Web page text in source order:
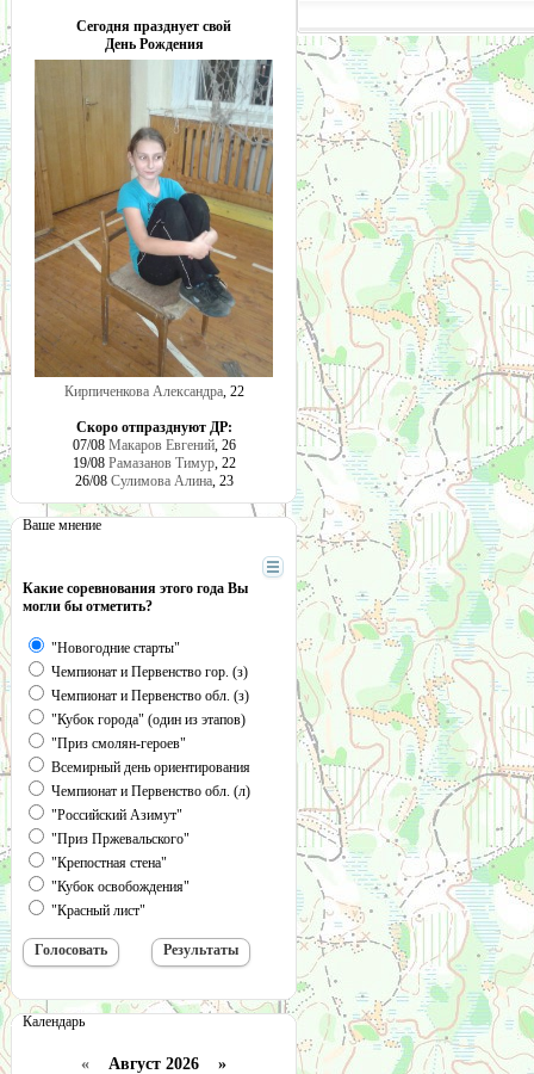
Сегодня празднует свой
День Рождения
Кирпиченкова Александра, 22
Скоро отпразднуют ДР:
07/08 Макаров Евгений, 26
19/08 Рамазанов Тимур, 22
26/08 Сулимова Алина, 23
Ваше мнение
Какие соревнования этого года Вы
могли бы отметить?
"Новогодние старты"
Чемпионат и Первенство гор. (з)
Чемпионат и Первенство обл. (з)
"Кубок города" (один из этапов)
"Приз смолян-героев"
Всемирный день ориентирования
Чемпионат и Первенство обл. (л)
"Российский Азимут"
"Приз Пржевальского"
"Крепостная стена"
"Кубок освобождения"
"Красный лист"
Календарь
« Август 2026 »